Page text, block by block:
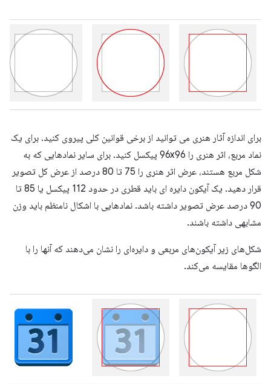
برای اندازه آثار هنری می توانید از برخی قوانین کلی پیروی کنید. برای یک
نماد مربع، اثر هنری را 96x96 پیکسل کنید. برای سایر نمادهایی که به
شکل مربع هستند، عرض اثر هنری را 75 تا 80 درصد از عرض کل تصویر
قرار دهید. یک آیکون دایره ای باید قطری در حدود 112 پیکسل یا 85 تا
90 درصد عرض تصویر داشته باشد. نمادهایی با اشکال نامنظم باید وزن
مشابهی داشته باشند.
شکل‌های زیر آیکون‌های مربعی و دایره‌ای را نشان می‌دهند که آنها را با
الگوها مقایسه می‌کند.